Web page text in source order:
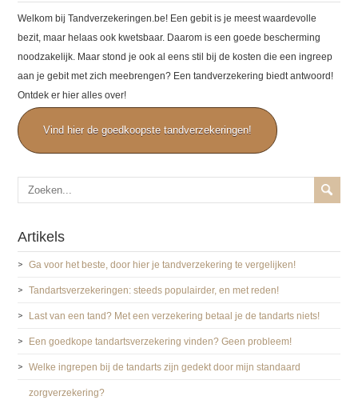
Welkom bij Tandverzekeringen.be! Een gebit is je meest waardevolle
bezit, maar helaas ook kwetsbaar. Daarom is een goede bescherming
noodzakelijk. Maar stond je ook al eens stil bij de kosten die een ingreep
aan je gebit met zich meebrengen? Een tandverzekering biedt antwoord!
Ontdek er hier alles over!
Vind hier de goedkoopste tandverzekeringen!
Artikels
Ga voor het beste, door hier je tandverzekering te vergelijken!
Tandartsverzekeringen: steeds populairder, en met reden!
Last van een tand? Met een verzekering betaal je de tandarts niets!
Een goedkope tandartsverzekering vinden? Geen probleem!
Welke ingrepen bij de tandarts zijn gedekt door mijn standaard
zorgverzekering?